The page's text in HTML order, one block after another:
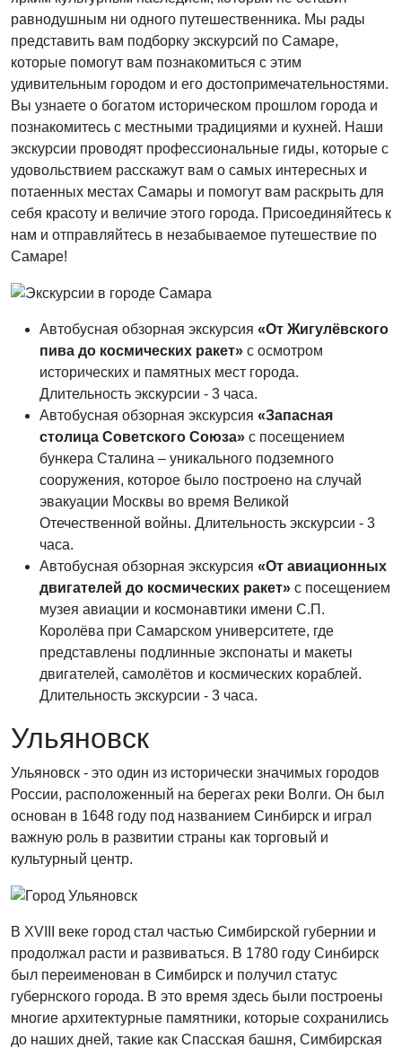
равнодушным ни одного путешественника. Мы рады
представить вам подборку экскурсий по Самаре,
которые помогут вам познакомиться с этим
удивительным городом и его достопримечательностями.
Вы узнаете о богатом историческом прошлом города и
познакомитесь с местными традициями и кухней. Наши
экскурсии проводят профессиональные гиды, которые с
удовольствием расскажут вам о самых интересных и
потаенных местах Самары и помогут вам раскрыть для
себя красоту и величие этого города. Присоединяйтесь к
нам и отправляйтесь в незабываемое путешествие по
Самаре!
Автобусная обзорная экскурсия «От Жигулёвского
пива до космических ракет» с осмотром
исторических и памятных мест города.
Длительность экскурсии - 3 часа.
Автобусная обзорная экскурсия «Запасная
столица Советского Союза» с посещением
бункера Сталина – уникального подземного
сооружения, которое было построено на случай
эвакуации Москвы во время Великой
Отечественной войны. Длительность экскурсии - 3
часа.
Автобусная обзорная экскурсия «От авиационных
двигателей до космических ракет» с посещением
музея авиации и космонавтики имени С.П.
Королёва при Самарском университете, где
представлены подлинные экспонаты и макеты
двигателей, самолётов и космических кораблей.
Длительность экскурсии - 3 часа.
Ульяновск
Ульяновск - это один из исторически значимых городов
России, расположенный на берегах реки Волги. Он был
основан в 1648 году под названием Синбирск и играл
важную роль в развитии страны как торговый и
культурный центр.
В XVIII веке город стал частью Симбирской губернии и
продолжал расти и развиваться. В 1780 году Синбирск
был переименован в Симбирск и получил статус
губернского города. В это время здесь были построены
многие архитектурные памятники, которые сохранились
до наших дней, такие как Спасская башня, Симбирская